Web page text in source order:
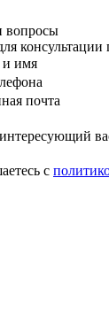
вопросы
имя
почта
с